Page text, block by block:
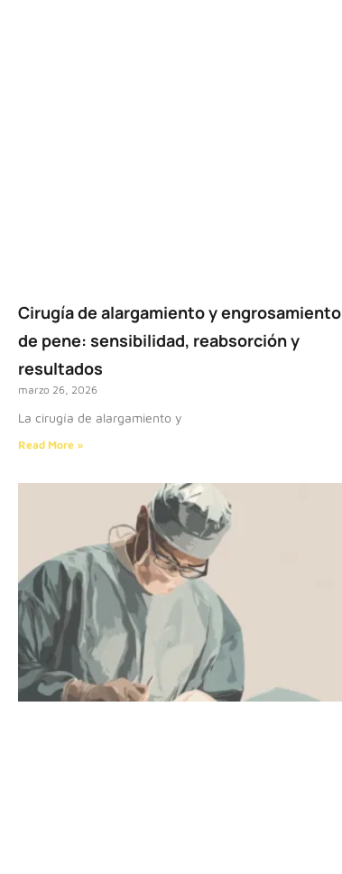
Cirugía de alargamiento y engrosamiento
de pene: sensibilidad, reabsorción y
resultados
marzo 26, 2026
La cirugía de alargamiento y
Read More »